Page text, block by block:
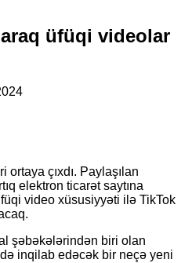
üfüqi videolar
çıxdı. Paylaşılan
elektron ticarət saytına
video xüsusiyyəti ilə TikTok
şəbəkələrindən biri olan
inqilab edəcək bir neçə yeni